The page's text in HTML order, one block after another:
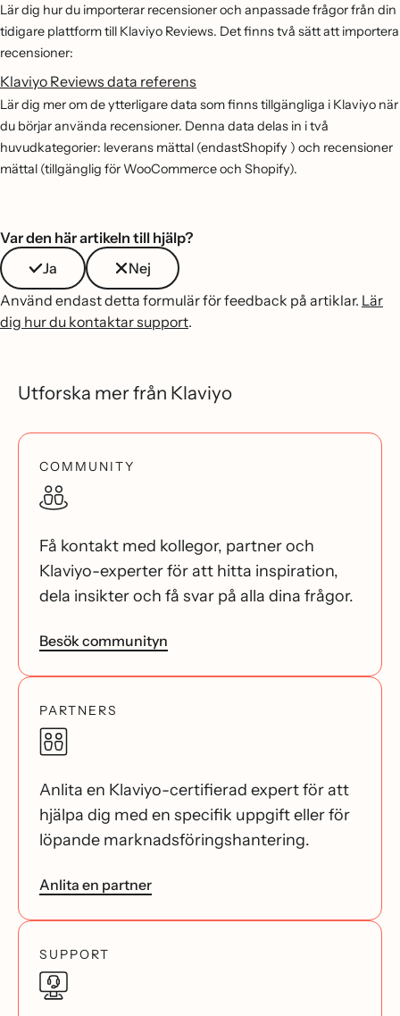
Lär dig hur du importerar recensioner och anpassade frågor från din
tidigare plattform till Klaviyo Reviews. Det finns två sätt att importera
recensioner:
Klaviyo Reviews data referens
Lär dig mer om de ytterligare data som finns tillgängliga i Klaviyo när
du börjar använda recensioner. Denna data delas in i två
huvudkategorier: leverans mättal (endastShopify ) och recensioner
mättal (tillgänglig för WooCommerce och Shopify).
Var den här artikeln till hjälp?
Ja
Nej
Använd endast detta formulär för feedback på artiklar. Lär
dig hur du kontaktar support.
Utforska mer från Klaviyo
COMMUNITY
Få kontakt med kollegor, partner och
Klaviyo-experter för att hitta inspiration,
dela insikter och få svar på alla dina frågor.
Besök communityn
PARTNERS
Anlita en Klaviyo-certifierad expert för att
hjälpa dig med en specifik uppgift eller för
löpande marknadsföringshantering.
Anlita en partner
SUPPORT